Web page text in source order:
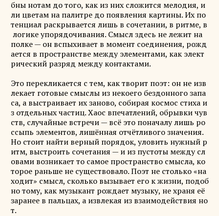
бны нотам до того, как из них сложится мелодия, и
ли цветам на палитре до появления картины. Их по
тенциал раскрывается лишь в сочетании, в ритме, в
логике упорядочивания. Смысл здесь не лежит на
полке — он вспыхивает в момент соединения, рожд
ается в пространстве между элементами, как элект
рический разряд между контактами.
Это перекликается с тем, как творит поэт: он не изв
лекает готовые смыслы из некоего бездонного запа
са, а выстраивает их заново, собирая космос стиха и
з отдельных частиц. Хаос впечатлений, обрывки чув
ств, случайные встречи — всё это поначалу лишь ро
ссыпь элементов, лишённая отчётливого значения.
Но стоит найти верный порядок, уловить нужный р
итм, выстроить сочетания — и из пустоты между сл
овами возникает то самое пространство смысла, ко
торое раньше не существовало. Поэт не столько «на
ходит» смысл, сколько вызывает его к жизни, подоб
но тому, как музыкант рождает музыку, не храня её
заранее в пальцах, а извлекая из взаимодействия но
т.